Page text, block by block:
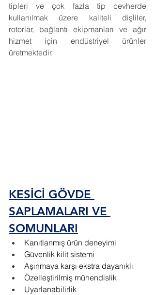
tipleri ve çok fazla tip cevherde
kullanılmak üzere kaliteli dişliler,
rotorlar, bağlantı ekipmanları ve ağır
hizmet için endüstriyel ürünler
üretmektedir.
KESİCİ GÖVDE
SAPLAMALARI VE
SOMUNLARI
Kanıtlanmış ürün deneyimi
Güvenlik kilit sistemi
Aşınmaya karşı ekstra dayanıklı
Özelleştirilmiş mühendislik
Uyarlanabilirlik